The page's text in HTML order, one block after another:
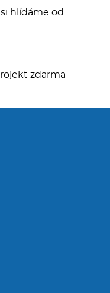
hlídáme od
zdarma